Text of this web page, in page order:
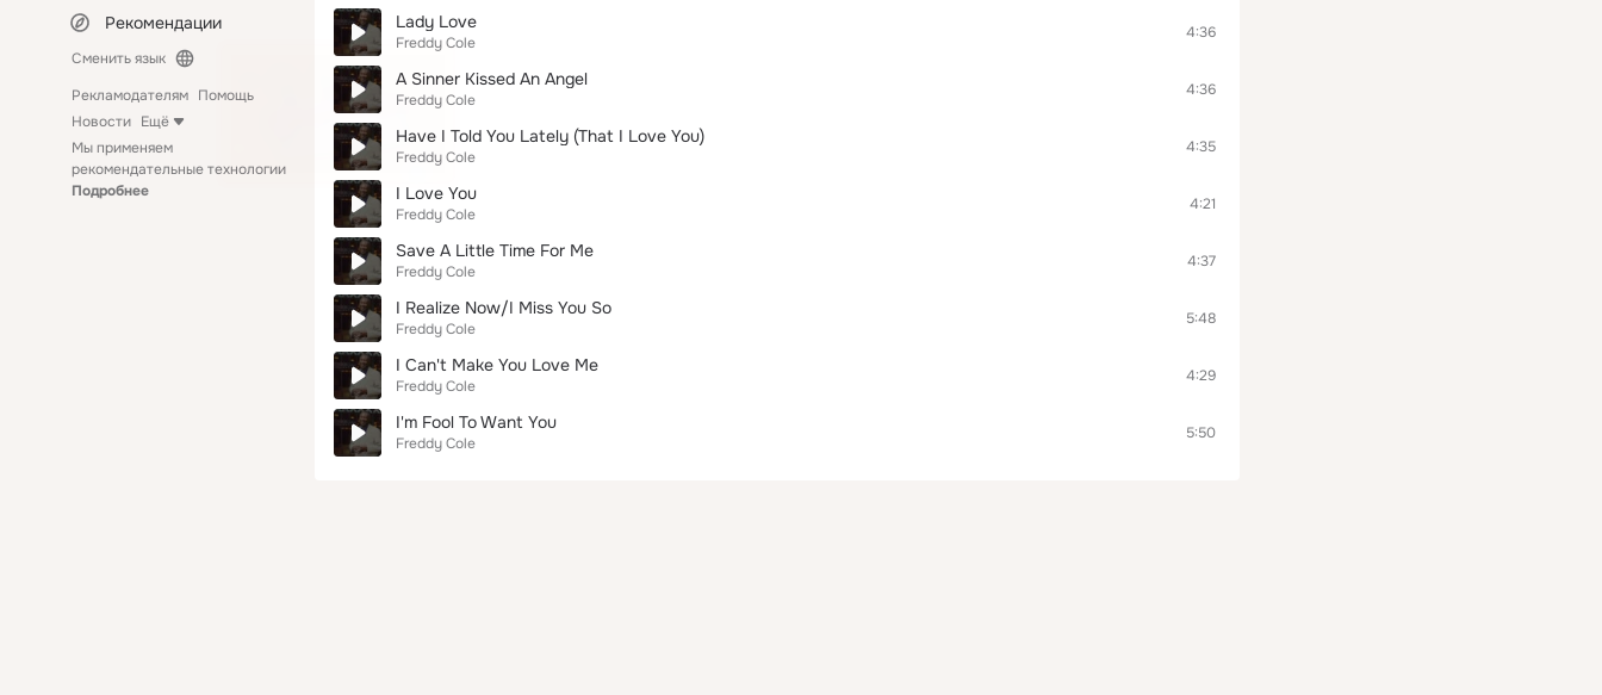
Рекомендации
Сменить язык
Рекламодателям Помощь
Новости Ещё
Мы применяем
рекомендательные технологии
Подробнее
Lady Love
Freddy Cole
4:36
A Sinner Kissed An Angel
Freddy Cole
4:36
Have I Told You Lately (That I Love You)
Freddy Cole
4:35
I Love You
Freddy Cole
4:21
Save A Little Time For Me
Freddy Cole
4:37
I Realize Now/I Miss You So
Freddy Cole
5:48
I Can't Make You Love Me
Freddy Cole
4:29
I'm Fool To Want You
Freddy Cole
5:50